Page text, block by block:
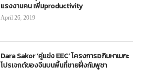
แรงงานคน เพิ่มproductivity
April 26, 2019
Dara Sakor ‘คู่แข่ง EEC’ โครงการอภิมหาเมกะ
โปรเจกต์ของจีนบนพื้นที่ชายฝั่งกัมพูชา